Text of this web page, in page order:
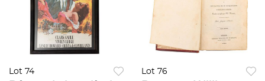
Lot 74 Lot 76